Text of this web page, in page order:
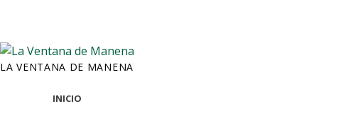
LA VENTANA DE MANENA
INICIO